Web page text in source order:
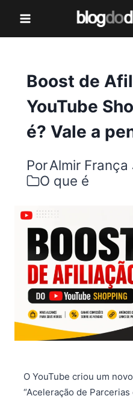
para
o
Boost de
YouTube
é? Vale a
PorAlmir França
O que é
O YouTube criou um
“Aceleração de